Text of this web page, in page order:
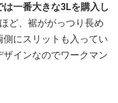
一番大きな3Lを購入し
ど、裾ががっつり長め
にスリットも入ってい
インなのでワークマン